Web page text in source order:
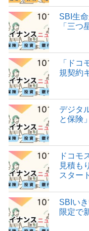
SBI生
「三つ
「ド
規契約
デジタ
と保険
ドコモ
見積も
スタート
SBIい
限定で